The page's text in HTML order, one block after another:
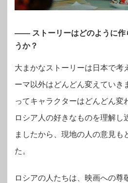
―― ストーリーはどのように作
うか？
大まかなストーリーは日本で考
ーマ以外はどんどん変えていき
ってキャラクターはどんどん変
ロシア人の好きなものを理解し
ましたから、現地の人の意見も
た。
ロシアの人たちは、映画への尊